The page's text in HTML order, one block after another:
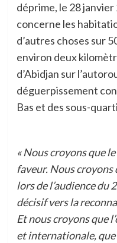
déprime, le 28
concerne les
d’autres choses sur
environ deux
d’Abidjan sur
déguerpissement
Bas et des sous-
« Nous croyons que
faveur. Nous croyons
lors de l’audience du
décisif vers la
Et nous croyons que
et internationale, que